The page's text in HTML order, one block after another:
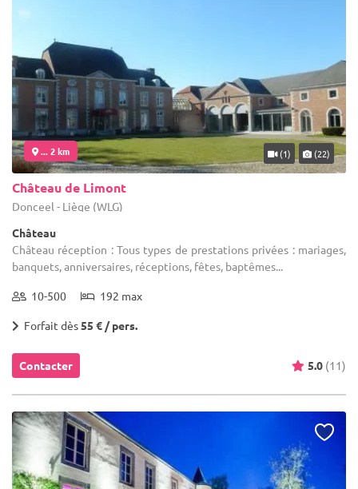
... 2 km (1) (22)
Château de Limont
Donceel - Liège (WLG)
Château
Château réception : Tous types de prestations privées : mariages,
banquets, anniversaires, réceptions, fêtes, baptêmes...
10-500 192 max
Forfait dès55 € / pers.
Contacter 5.0 (11)